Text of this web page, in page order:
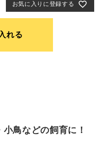
お気に入りに登録する
れる
鳥などの飼育に！